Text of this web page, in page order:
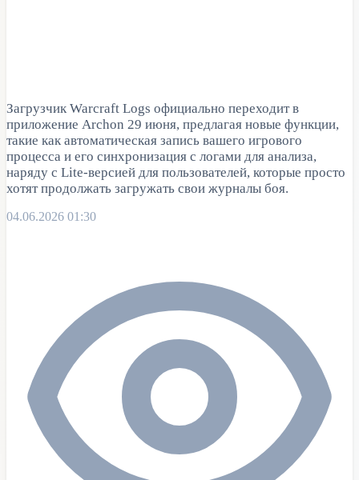
Загрузчик Warcraft Logs официально переходит в
приложение Archon 29 июня, предлагая новые функции,
такие как автоматическая запись вашего игрового
процесса и его синхронизация с логами для анализа,
наряду с Lite-версией для пользователей, которые просто
хотят продолжать загружать свои журналы боя.
04.06.2026 01:30